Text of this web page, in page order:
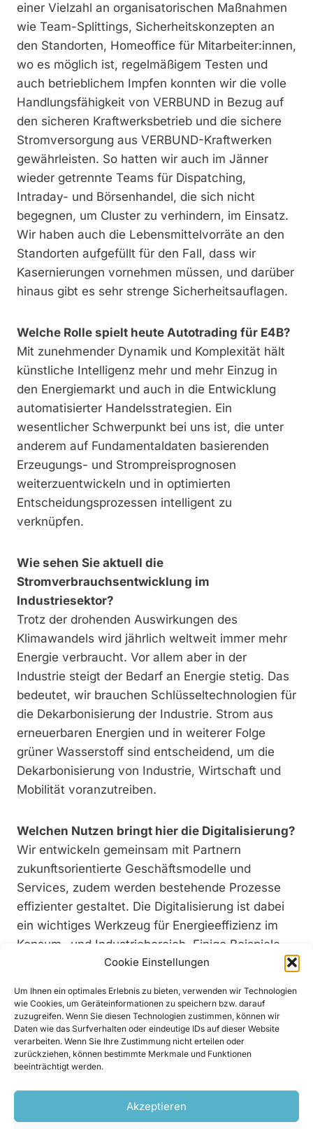
Cookie Einstellungen
Um Ihnen ein optimales Erlebnis zu bieten, verwenden wir Technologien
wie Cookies, um Geräteinformationen zu speichern bzw. darauf
zuzugreifen. Wenn Sie diesen Technologien zustimmen, können wir
Daten wie das Surfverhalten oder eindeutige IDs auf dieser Website
verarbeiten. Wenn Sie Ihre Zustimmung nicht erteilen oder
zurückziehen, können bestimmte Merkmale und Funktionen
beeinträchtigt werden.
Akzeptieren
einer Vielzahl an organisatorischen Maßnahmen
wie Team-Splittings, Sicherheitskonzepten an
den Standorten, Homeoffice für Mitarbeiter:innen,
wo es möglich ist, regelmäßigem Testen und
auch betrieblichem Impfen konnten wir die volle
Handlungsfähigkeit von VERBUND in Bezug auf
den sicheren Kraftwerksbetrieb und die sichere
Stromversorgung aus VERBUND-Kraftwerken
gewährleisten. So hatten wir auch im Jänner
wieder getrennte Teams für Dispatching,
Intraday- und Börsenhandel, die sich nicht
begegnen, um Cluster zu verhindern, im Einsatz.
Wir haben auch die Lebensmittelvorräte an den
Standorten aufgefüllt für den Fall, dass wir
Kasernierungen vornehmen müssen, und darüber
hinaus gibt es sehr strenge Sicherheitsauflagen.
Welche Rolle spielt heute Autotrading für E4B?
Mit zunehmender Dynamik und Komplexität hält
künstliche Intelligenz mehr und mehr Einzug in
den Energiemarkt und auch in die Entwicklung
automatisierter Handelsstrategien. Ein
wesentlicher Schwerpunkt bei uns ist, die unter
anderem auf Fundamentaldaten basierenden
Erzeugungs- und Strompreisprognosen
weiterzuentwickeln und in optimierten
Entscheidungsprozessen intelligent zu
verknüpfen.
Wie sehen Sie aktuell die
Stromverbrauchsentwicklung im
Industriesektor?
Trotz der drohenden Auswirkungen des
Klimawandels wird jährlich weltweit immer mehr
Energie verbraucht. Vor allem aber in der
Industrie steigt der Bedarf an Energie stetig. Das
bedeutet, wir brauchen Schlüsseltechnologien für
die Dekarbonisierung der Industrie. Strom aus
erneuerbaren Energien und in weiterer Folge
grüner Wasserstoff sind entscheidend, um die
Dekarbonisierung von Industrie, Wirtschaft und
Mobilität voranzutreiben.
Welchen Nutzen bringt hier die Digitalisierung?
Wir entwickeln gemeinsam mit Partnern
zukunftsorientierte Geschäftsmodelle und
Services, zudem werden bestehende Prozesse
effizienter gestaltet. Die Digitalisierung ist dabei
ein wichtiges Werkzeug für Energieeffizienz im
Konsum- und Industriebereich. Einige Beispiele
dafür sind: die digitale Steuerung von
Wasserkraftwerk Rabenstein, datenbasierte
Vorhersagemodelle für die Energieproduktion
sowie automatisierte Handelslösungen für den
Stromhandel. Besonders stolz sind wir auf das
Diese Plattform ist ein gelungenes Beispiel für die
Transformation bestehender Prozesse durch